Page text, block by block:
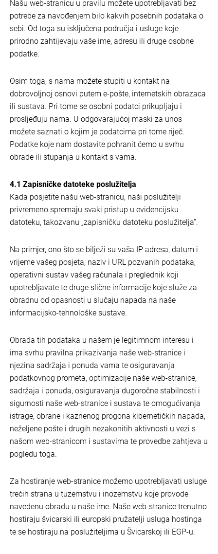
Našu web-stranicu u pravilu možete upotrebljavati bez
potrebe za navođenjem bilo kakvih posebnih podataka o
sebi. Od toga su isključena područja i usluge koje
prirodno zahtijevaju vaše ime, adresu ili druge osobne
podatke.
Osim toga, s nama možete stupiti u kontakt na
dobrovoljnoj osnovi putem e-pošte, internetskih obrazaca
ili sustava. Pri tome se osobni podatci prikupljaju i
prosljeđuju nama. U odgovarajućoj maski za unos
možete saznati o kojim je podatcima pri tome riječ.
Podatke koje nam dostavite pohranit ćemo u svrhu
obrade ili stupanja u kontakt s vama.
4.1 Zapisničke datoteke poslužitelja
Kada posjetite našu web-stranicu, naši poslužitelji
privremeno spremaju svaki pristup u evidencijsku
datoteku, takozvanu „zapisničku datoteku poslužitelja”.
Na primjer, ono što se bilježi su vaša IP adresa, datum i
vrijeme vašeg posjeta, naziv i URL pozvanih podataka,
operativni sustav vašeg računala i preglednik koji
upotrebljavate te druge slične informacije koje služe za
obradnu od opasnosti u slučaju napada na naše
informacijsko-tehnološke sustave.
Obrada tih podataka u našem je legitimnom interesu i
ima svrhu pravilna prikazivanja naše web-stranice i
njezina sadržaja i ponuda vama te osiguravanja
podatkovnog prometa, optimizacije naše web-stranice,
sadržaja i ponuda, osiguravanja dugoročne stabilnosti i
sigurnosti naše web-stranice i sustava te omogućivanja
istrage, obrane i kaznenog progona kibernetičkih napada,
neželjene pošte i drugih nezakonitih aktivnosti u vezi s
našom web-stranicom i sustavima te provedbe zahtjeva u
pogledu toga.
Za hostiranje web-stranice možemo upotrebljavati usluge
trećih strana u tuzemstvu i inozemstvu koje provode
navedenu obradu u naše ime. Naše web-stranice trenutno
hostiraju švicarski ili europski pružatelji usluga hostinga
te se hostiraju na poslužiteljima u Švicarskoj ili EGP-u.